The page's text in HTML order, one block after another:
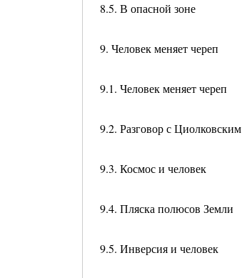
8.5. В опасной зоне
9. Человек меняет череп
9.1. Человек меняет череп
9.2. Разговор с Циолковским
9.3. Космос и человек
9.4. Пляска полюсов Земли
9.5. Инверсия и человек